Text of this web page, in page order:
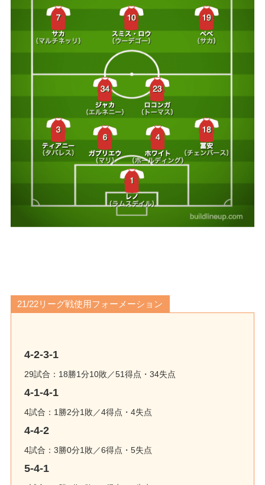
21/22リーグ戦使用フォーメーション
4-2-3-1
29試合：18勝1分10敗／51得点・34失点
4-1-4-1
4試合：1勝2分1敗／4得点・4失点
4-4-2
4試合：3勝0分1敗／6得点・5失点
5-4-1